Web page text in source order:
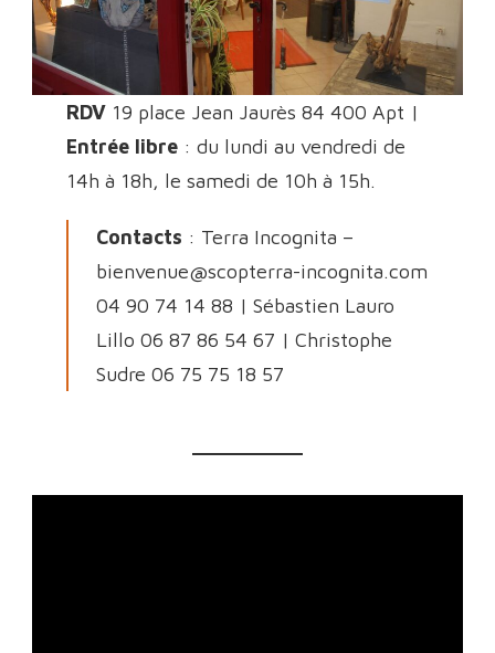
RDV 19 place Jean Jaurès 84 400 Apt |
Entrée libre : du lundi au vendredi de
14h à 18h, le samedi de 10h à 15h.
Contacts : Terra Incognita –
bienvenue@scopterra-incognita.com
04 90 74 14 88 | Sébastien Lauro
Lillo 06 87 86 54 67 | Christophe
Sudre 06 75 75 18 57